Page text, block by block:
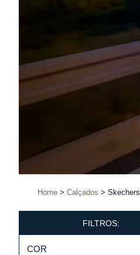
Home Calçados Skechers
FILTROS:
COR